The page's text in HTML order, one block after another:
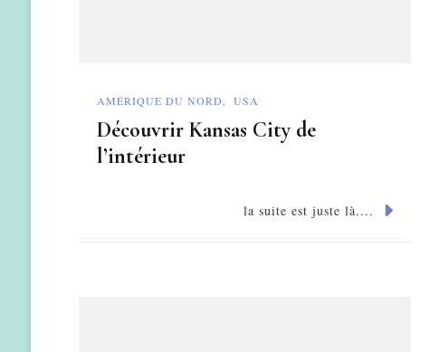
AMÉRIQUE DU NORD USA
Découvrir Kansas City de
l’intérieur
la suite est juste là....